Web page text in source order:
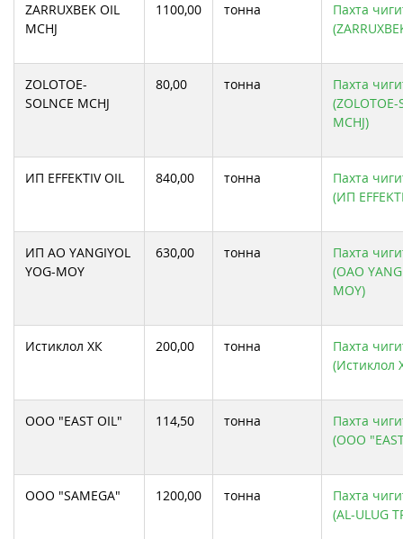
ZARRUXBEK OIL
MCHJ
1100,00 тонна
Пахта
ZOLOTOE-
SOLNCE MCHJ
80,00 тонна
Пахта
(ZOLOTOE-
MCHJ)
ИП EFFEKTIV OIL 840,00 тонна
Пахта
(ИП
ИП АО YANGIYOL
YOG-MOY
630,00 тонна
Пахта
(ОАО
MOY)
Истиклол ХК 200,00 тонна
Пахта
(Истиклол
ООО "EAST OIL" 114,50 тонна
Пахта
(ООО
ООО "SAMEGA" 1200,00 тонна
Пахта
(AL-ULUG